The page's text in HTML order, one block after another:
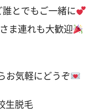
とでもご一緒に
ま連れも大歓迎
お気軽にどうぞ
生脱毛